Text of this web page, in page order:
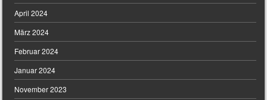
April 2024
März 2024
Februar 2024
Januar 2024
November 2023